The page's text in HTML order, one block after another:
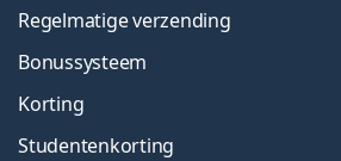
Regelmatige verzending
Bonussysteem
Korting
Studentenkorting